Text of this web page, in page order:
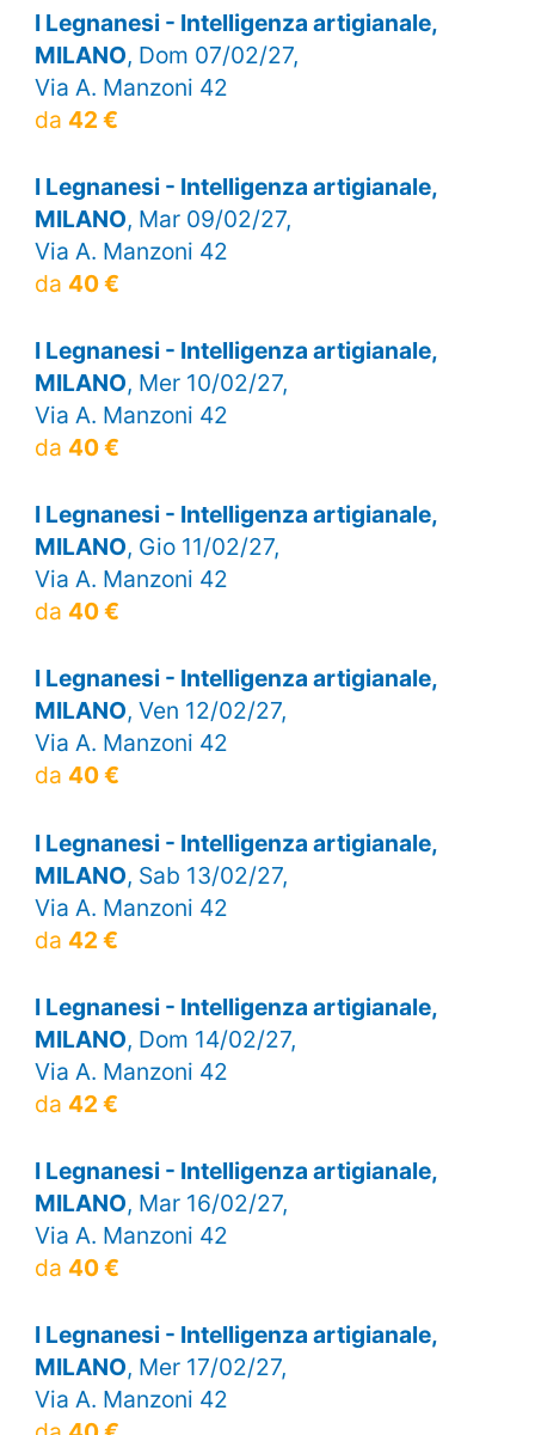
I Legnanesi - Intelligenza artigianale,
MILANO, Dom 07/02/27,
Via A. Manzoni 42
da 42 €
I Legnanesi - Intelligenza artigianale,
MILANO, Mar 09/02/27,
Via A. Manzoni 42
da 40 €
I Legnanesi - Intelligenza artigianale,
MILANO, Mer 10/02/27,
Via A. Manzoni 42
da 40 €
I Legnanesi - Intelligenza artigianale,
MILANO, Gio 11/02/27,
Via A. Manzoni 42
da 40 €
I Legnanesi - Intelligenza artigianale,
MILANO, Ven 12/02/27,
Via A. Manzoni 42
da 40 €
I Legnanesi - Intelligenza artigianale,
MILANO, Sab 13/02/27,
Via A. Manzoni 42
da 42 €
I Legnanesi - Intelligenza artigianale,
MILANO, Dom 14/02/27,
Via A. Manzoni 42
da 42 €
I Legnanesi - Intelligenza artigianale,
MILANO, Mar 16/02/27,
Via A. Manzoni 42
da 40 €
I Legnanesi - Intelligenza artigianale,
MILANO, Mer 17/02/27,
Via A. Manzoni 42